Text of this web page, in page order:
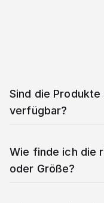
Sind die
verfügbar?
Wie finde ich die
oder Größe?